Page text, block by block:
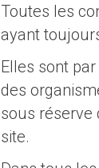
Toutes les
ayant
Elles sont
des
sous réserve
site.